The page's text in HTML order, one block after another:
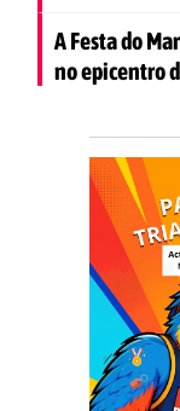
A Festa do
no epicentro